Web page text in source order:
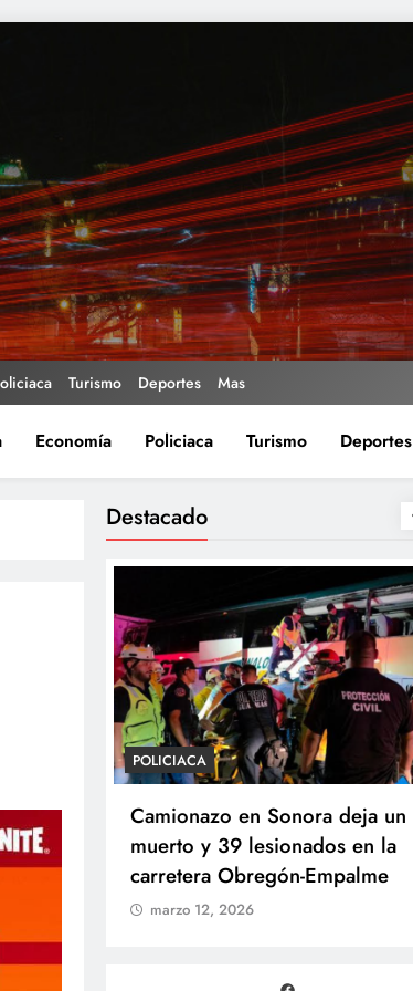
Turismo Deportes Mas
Economía Policiaca Turismo Deportes
Destacado
de
finales
POLICIACA
Camionazo en Sonora deja un
muerto y 39 lesionados en la
carretera Obregón-Empalme
marzo 12, 2026